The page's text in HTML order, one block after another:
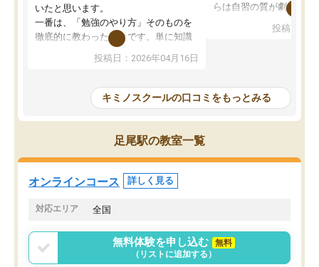
いたと思います。
一番は、「勉強のやり方」そのものを
徹底的に教わったことです。単に知識
を詰め込むのではなく、自学自習の習
慣が身につくよう並走してくれるの
はなくなりました。
講師の方との距離も近く、親身なコー
チングのおかげで、停滞期もモチベー
ションを維持できました。「やらされ
る勉強」から「目標のための勉強」へ
意識が変わったことが、目標校への合
投稿日：2026年04月16日
らは自習の質が劇的に変
を明確にしてくれるの
の仕方をコーチングして
ルなので、家での学習習
身につきました。結果と
た。自分から学ぶ姿勢を
投稿日：
キミノスクールの口コミをもっとみる
足尾駅の教室一覧
オンラインコース 詳しく見る
対応エリア 全国
無料体験を申し込む
無料
（リストに追加する）